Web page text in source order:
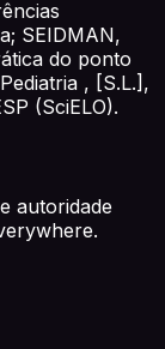
SEIDMAN,
do ponto
, [S.L.],
(SciELO).
autoridade